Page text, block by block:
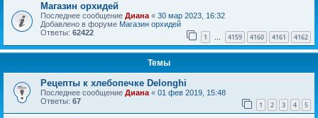
Магазин орхидей
Последнее сообщение Диана « 30 мар 2023, 16:32
Добавлено в форуме Магазин орхидей
Ответы: 62422 1 … 4159 4160 4161 4162
Темы
Рецепты к хлебопечке Delonghi
Последнее сообщение Диана « 01 фев 2019, 15:48
Ответы: 67 1 2 3 4 5